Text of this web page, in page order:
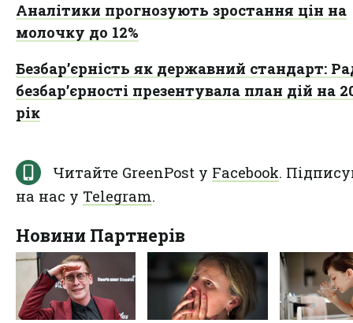
Аналітики прогнозують зростання цін на
молочку до 12%
Безбар’єрність як державний стандарт:
безбар’єрності презентувала план дій на
рік
Читайте GreenPost у Facebook.
на нас у Telegram.